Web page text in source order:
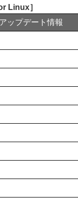
Linux］
アップデート情報